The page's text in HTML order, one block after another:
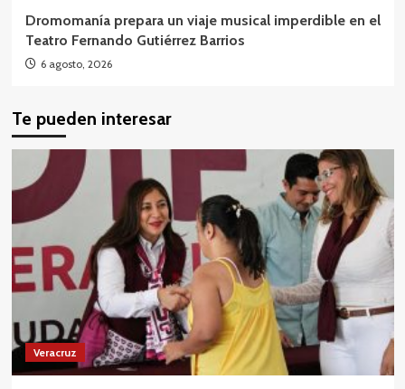
Dromomanía prepara un viaje musical imperdible en el
Teatro Fernando Gutiérrez Barrios
6 agosto, 2026
Te pueden interesar
Veracruz